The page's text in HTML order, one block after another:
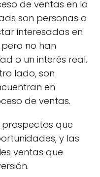
de ventas en la
son personas o
interesadas en
no han
o un interés real.
lado, son
en
de ventas.
prospectos que
y las
ventas que